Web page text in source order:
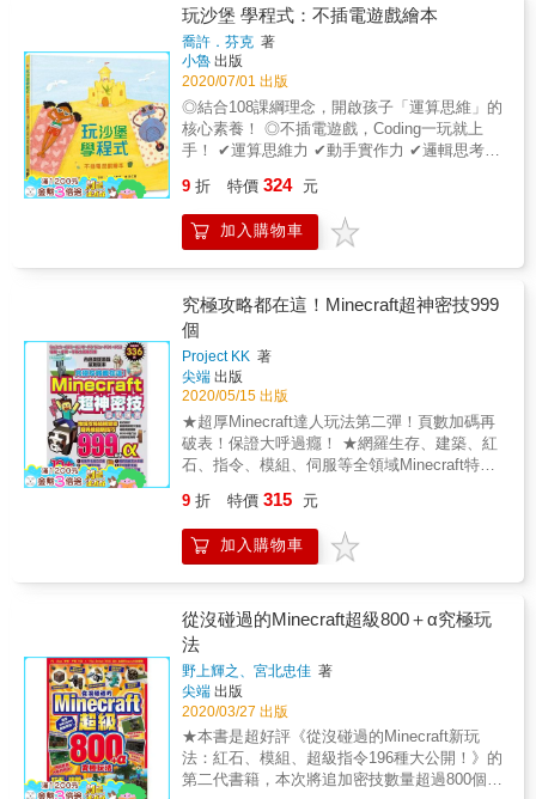
包含出發前準備事物、去地獄的方法、基地與
補給站點建立要點、危機處理方式、各大結構
攻略法等全套冒險生存的內容。
砌出這本《舞秋風大力推 Minecraft 必裝模組
精選熱門100款》內容，獻給所有長期以來一直
支持舞秋風的嗚帕以及所有喜歡Minecraft的玩
家。 & 在Minecraft中，受到大家廣泛喜愛的的
「模組」，其來源是由來自世界各地不同的玩
家對Minecraft進行修改，進而製作出獨立的
Minecraft遊戲，讓所有人可以透過這些模組得
到與原本Minecraft截然不同的遊戲體驗。而因
為目前網路上有數以萬計的Minecraft模組，所
最好玩？」這次，舞秋風在《舞秋風大力推
Minecraft 必裝模組 精選熱門100款》這本書
中，詳細推介了來自世界最好玩、最有趣的100
「實用類」、「科技類」、「魔法類」、「異
世界類」、「冒險類」、「輔助類」「農業
類」「裝飾類」、「環境類」等九大類模組，
秋風本人更根據各種九大類主題精心搭配前所
未見的造型穿插於書中，嗚帕們不但可以從書
中吸收舞秋風累積多年的Minecraft精闢內容解
構與分析，更可以看到舞秋風多樣造型的趣味
面，這本《舞秋風大力推 Minecraft 必裝模組
備的寶典，更是嗚帕們絕對要收藏的經典，大
家千萬不要錯過喔！！
玩沙堡 學程式：不插電遊戲繪本
喬許．芬克 著
小魯 出版
2020/07/01 出版
◎結合108課綱理念，開啟孩子「運算思維」的
核心素養！ ◎不插電遊戲，Coding一玩就上
手！ ✔運算思維力 ✔動手實作力 ✔邏輯思考力
孩珍珠想在海邊堆沙堡，找了機器人朋友帕斯
卡來幫忙。不過，她得用電腦程式碼才能指揮
帕斯卡。 本書利用珍珠指揮帕斯卡蓋沙堡的過
除了認識常用的電腦程式指令之外，更重要的
是電腦程式的概念，也就是培養孩子「運算思
維」的能力，這樣的能力，正是電腦程式設計
的基礎，而且還可以被運用在面對生活各式各
樣的問題上。 在童趣的繪畫與輕鬆的故事中，
邏輯思考能力與核心素養，已經悄悄地輸入孩
子的內心了。 本書特色 1.結合108課綱理念 融
合了核心素養新課綱的「科技資訊與媒體素
養」、「系統思考與解決問題」、「規劃執行
與創新應變」、「符號運用與溝通表達」、
+技能+態度+生活實踐，引發孩子學習動機與
熱情，適性揚才、終身學習。 2.創新的「不插
電」學習法 透過繪本的閱讀與引導，培養孩子
輯思考、解決問題、演算應用等能力，並強調
動手操作、科學佐證，寓教於樂。 3.精心設計
延伸活動附錄 邀請臺北市明德國小花梅真老師
設計，提供教師課堂教學的輔助教案，家長與
孩子共讀時的引導小指南，更重要的是透過繪
本所延伸出的各種生活情境的運用，協助孩子
應用及實踐所學。書末還附有「知識小百
科」，專業解說程式設計語法。 專業推薦（按
9 折 特價 324 元
加入購物車
究極攻略都在這！Minecraft超神密技999
個
Project KK 著
尖端 出版
2020/05/15 出版
★超厚Minecraft達人玩法第二彈！頁數加碼再
破表！保證大呼過癮！ ★網羅生存、建築、紅
石、指令、模組、伺服等全領域Minecraft特殊
Vita、、PS 3/4、Wii U、3DS、Switch全機種
對應！ Minecraft的自由開放結構，不管是基岩
版還是PC JAVA版都有無限的想像空間、無限
方面玩得很強，但想要全領域都精通，那可不
是簡單的事。 本書就是將生存、建築、紅石、
指令、模組、伺服各領域的達人所精通的技巧
全都收集起來，整理出999種玩法給讀者。 這
本厚達336頁的超重量級Minecraft攻略，相信一
定能激發讀者無限的創意，帶給讀者無限的樂
趣！ 同時本書的10大特典也相當精彩，有買書
籍的讀者就能下載來玩喔！ 本書10大特典特色
1.還在一隻一隻剪羊毛已經落伍了！最新全自
9 折 特價 315 元
加入購物車
從沒碰過的Minecraft超級800＋α究極玩
法
野上輝之、宮北忠佳 著
尖端 出版
2020/03/27 出版
★本書是超好評《從沒碰過的Minecraft新玩
法：紅石、模組、超級指令196種大公開！》的
第二代書籍，本次將追加密技數量超過800個以